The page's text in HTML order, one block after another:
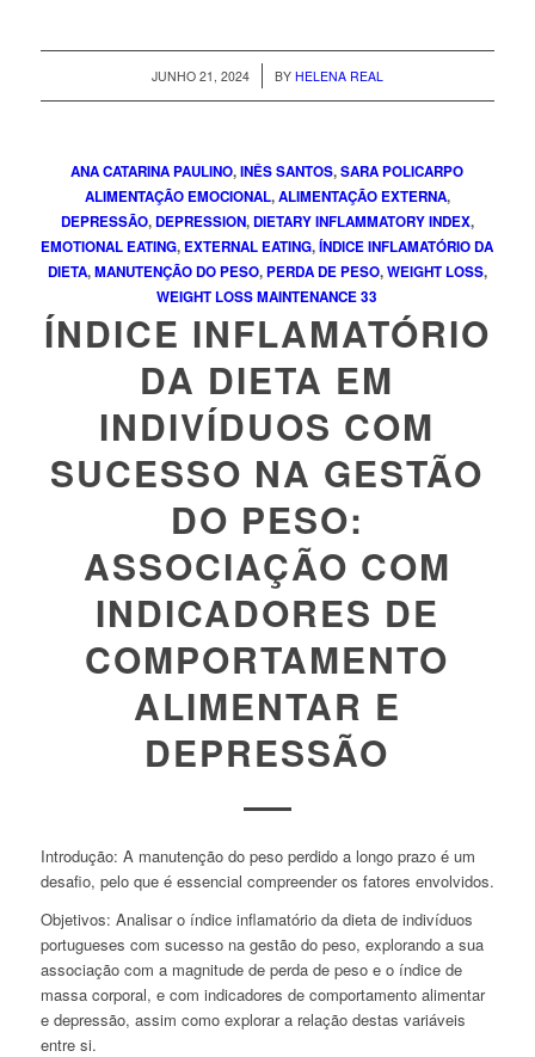
JUNHO 21, 2024
/ BY HELENA REAL
ANA CATARINA PAULINO,INÊS SANTOS,SARA POLICARPO
ALIMENTAÇÃO EMOCIONAL,ALIMENTAÇÃO EXTERNA,
DEPRESSÃO,DEPRESSION,DIETARY INFLAMMATORY INDEX,
EMOTIONAL EATING, EXTERNAL EATING,ÍNDICE INFLAMATÓRIO DA
DIETA,MANUTENÇÃO DO PESO,PERDA DE PESO,WEIGHT LOSS,
WEIGHT LOSS MAINTENANCE 33
ÍNDICE INFLAMATÓRIO
DA DIETA EM
INDIVÍDUOS COM
SUCESSO NA GESTÃO
DO PESO:
ASSOCIAÇÃO COM
INDICADORES DE
COMPORTAMENTO
ALIMENTAR E
DEPRESSÃO
Introdução: A manutenção do peso perdido a longo prazo é um
desafio, pelo que é essencial compreender os fatores envolvidos.
Objetivos: Analisar o índice inflamatório da dieta de indivíduos
portugueses com sucesso na gestão do peso, explorando a sua
associação com a magnitude de perda de peso e o índice de
massa corporal, e com indicadores de comportamento alimentar
e depressão, assim como explorar a relação destas variáveis
entre si.